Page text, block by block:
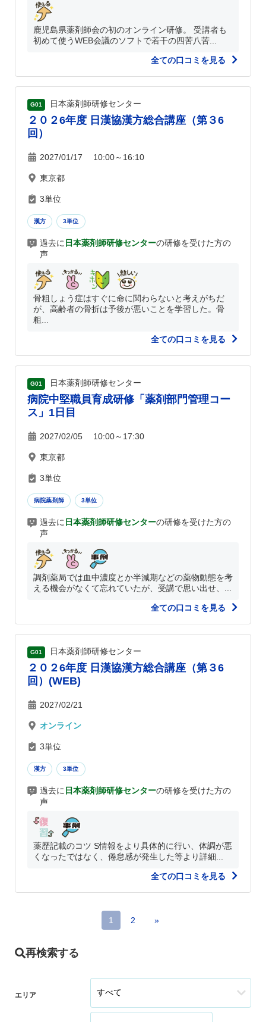
鹿児島県薬剤師会の初のオンライン研修。 受講者も
初めて使うWEB会議のソフトで若干の四苦八苦...
全ての口コミを見る
G01 日本薬剤師研修センター
２０２6年度 日漢協漢方総合講座（第３6
回）
2027/01/17 10:00～16:10
東京都
3単位
漢方 3単位
過去に 日本薬剤師研修センターの研修を受けた方の
声
骨粗しょう症はすぐに命に関わらないと考えがちだ
が、高齢者の骨折は予後が悪いことを学習した。骨
粗...
全ての口コミを見る
G01 日本薬剤師研修センター
病院中堅職員育成研修「薬剤部門管理コー
ス」1日目
2027/02/05 10:00～17:30
東京都
3単位
病院薬剤師 3単位
過去に 日本薬剤師研修センターの研修を受けた方の
声
調剤薬局では血中濃度とか半減期などの薬物動態を考
える機会がなくて忘れていたが、受講で思い出せ、...
全ての口コミを見る
G01 日本薬剤師研修センター
２０２6年度 日漢協漢方総合講座（第３6
回）(WEB)
2027/02/21
オンライン
3単位
漢方 3単位
過去に 日本薬剤師研修センターの研修を受けた方の
声
薬歴記載のコツ S情報をより具体的に行い、体調が悪
くなったではなく、倦怠感が発生した等より詳細...
全ての口コミを見る
1 2 »
再検索する
エリア